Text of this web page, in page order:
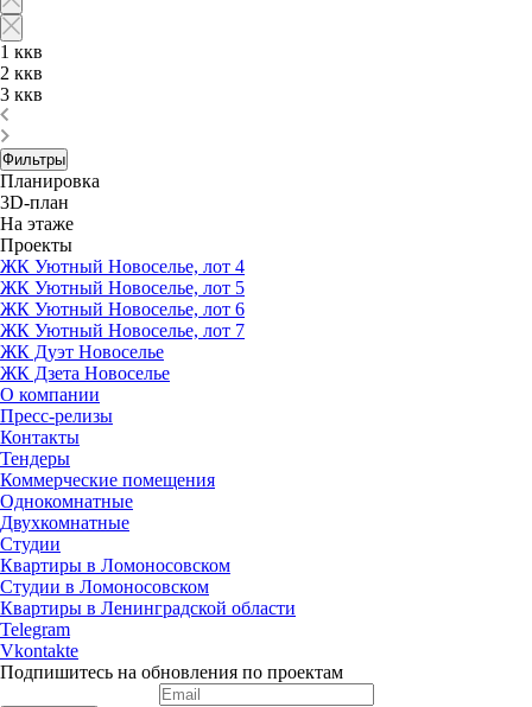
1 ккв
2 ккв
3 ккв
Фильтры
Планировка
3D-план
На этаже
Проекты
ЖК Уютный Новоселье, лот 4
ЖК Уютный Новоселье, лот 5
ЖК Уютный Новоселье, лот 6
ЖК Уютный Новоселье, лот 7
ЖК Дуэт Новоселье
ЖК Дзета Новоселье
О компании
Пресс-релизы
Контакты
Тендеры
Коммерческие помещения
Однокомнатные
Двухкомнатные
Студии
Квартиры в Ломоносовском
Студии в Ломоносовском
Квартиры в Ленинградской области
Telegram
Vkontakte
Подпишитесь на обновления по проектам